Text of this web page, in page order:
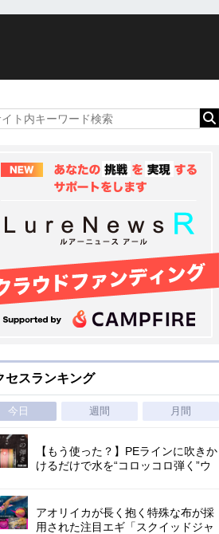
セスランキング
今日 週間 月間
【もう使った？】PEラインに吹きか
けるだけで水を“コロッコロ弾く”ウ
アオリイカが長く抱く特殊な布が採
用された注目エギ「スクイッドジャ